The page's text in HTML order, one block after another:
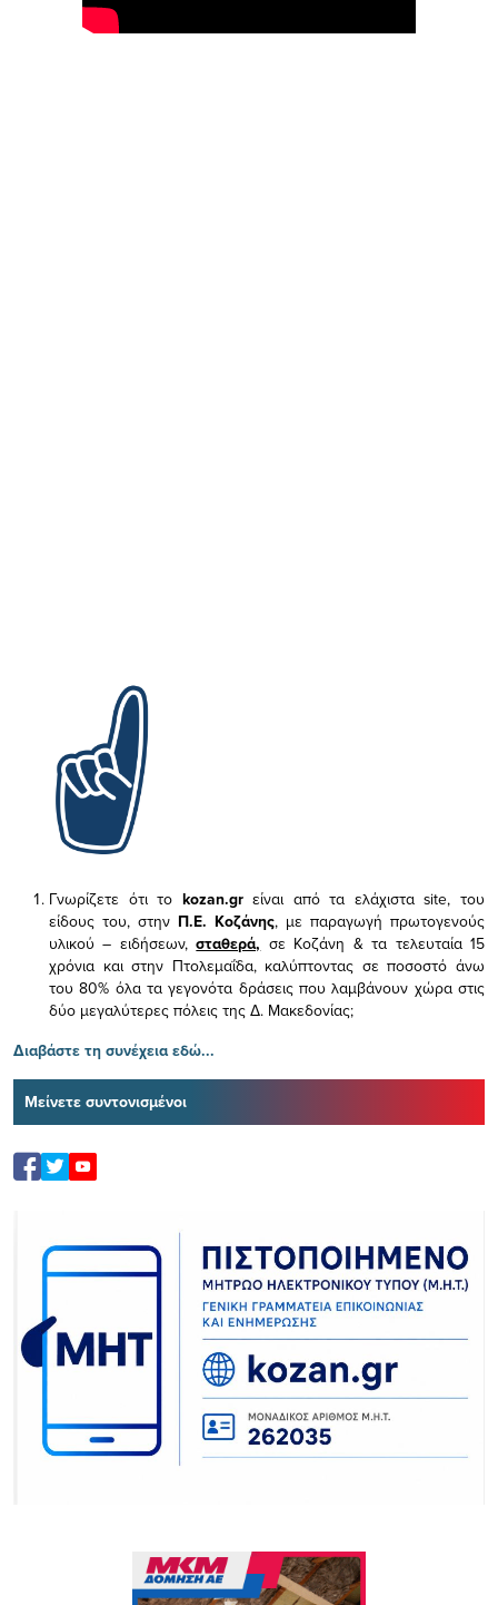
Γνωρίζετε ότι το kozan.gr είναι από τα ελάχισταsite, του
είδους του, στην Π.Ε. Κοζάνης, με παραγωγή πρωτογενούς
υλικού – ειδήσεων,σταθερά, σε Κοζάνη & τα τελευταία 15
χρόνια και στην Πτολεμαΐδα, καλύπτοντας σε ποσοστό άνω
του 80% όλα τα γεγονότα δράσεις που λαμβάνουν χώρα στις
δύο μεγαλύτερες πόλεις της Δ. Μακεδονίας;
Διαβάστε τη συνέχεια εδώ...
Μείνετε συντονισμένοι